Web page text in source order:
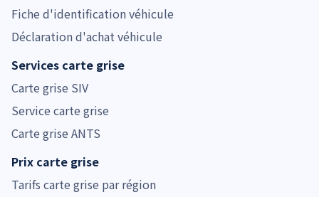
Fiche d'identification véhicule
Déclaration d'achat véhicule
Services carte grise
Carte grise SIV
Service carte grise
Carte grise ANTS
Prix carte grise
Tarifs carte grise par région